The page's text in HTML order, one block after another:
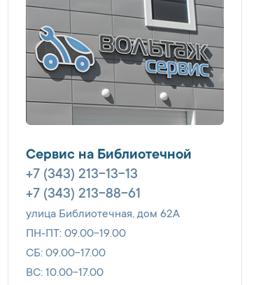
Сервис на Библиотечной
+7 (343) 213-13-13
+7 (343) 213-88-61
улица Библиотечная, дом 62А
ПН-ПТ: 09.00-19.00
СБ: 09.00-17.00
ВС: 10.00-17.00